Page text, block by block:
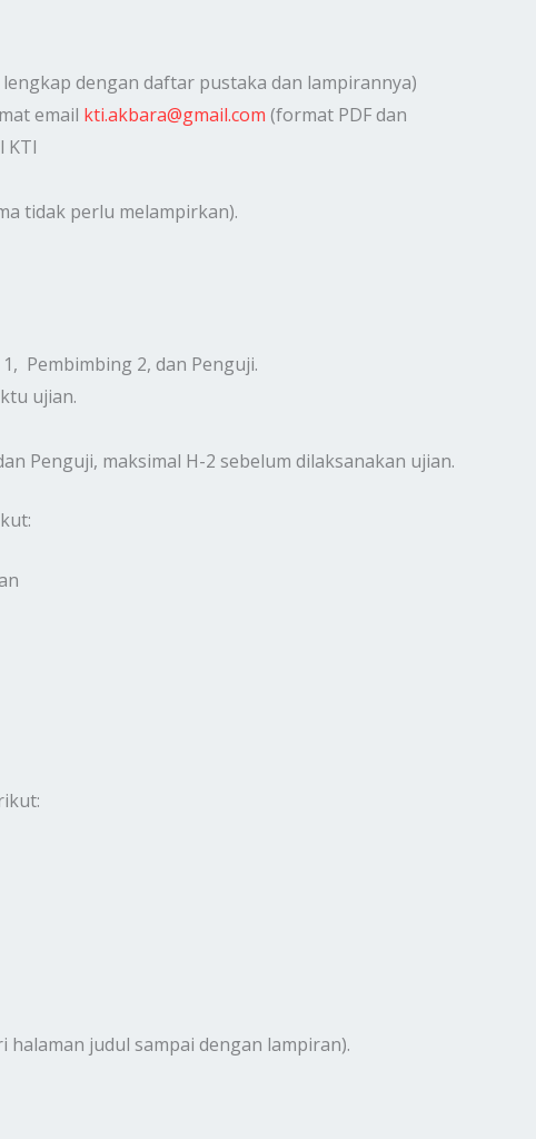
dengan daftar pustaka dan lampirannya)
email kti.akbara@gmail.com (format PDF dan
KTI
tidak perlu melampirkan).
Pembimbing 2, dan Penguji.
ujian.
Penguji, maksimal H-2 sebelum dilaksanakan ujian.
judul sampai dengan lampiran).